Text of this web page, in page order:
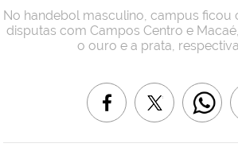
No handebol masculino, campus ficou
disputas com Campos Centro e
o ouro e a prata,